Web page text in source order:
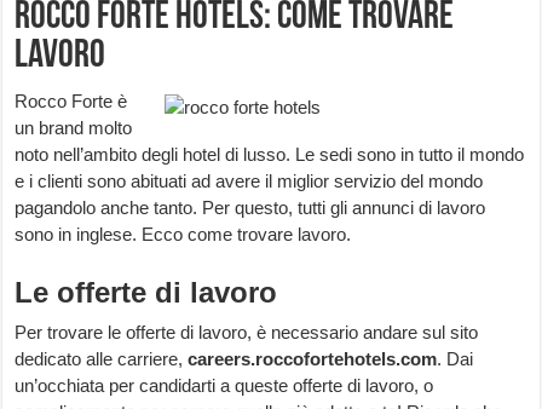
Rocco Forte Hotels: come trovare
lavoro
Rocco Forte è
un brand molto
noto nell’ambito degli hotel di lusso. Le sedi sono in tutto il mondo
e i clienti sono abituati ad avere il miglior servizio del mondo
pagandolo anche tanto. Per questo, tutti gli annunci di lavoro
sono in inglese. Ecco come trovare lavoro.
Le offerte di lavoro
Per trovare le offerte di lavoro, è necessario andare sul sito
dedicato alle carriere,careers.roccofortehotels.com. Dai
un’occhiata per candidarti a queste offerte di lavoro, o